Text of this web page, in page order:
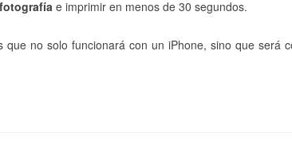
e imprimir en menos de 30 segundos.
que no solo funcionará con un iPhone, sino que será